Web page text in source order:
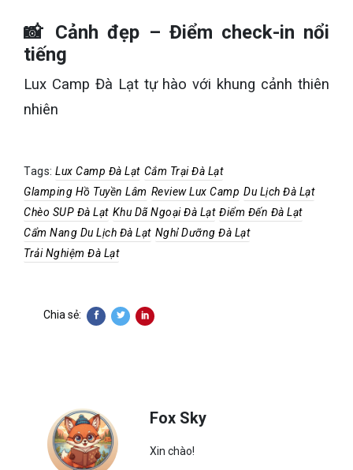
📸 Cảnh đẹp – Điểm check-in nổi
tiếng
Lux Camp Đà Lạt tự hào với khung cảnh thiên
nhiên
Tags: Lux Camp Đà Lạt Cắm Trại Đà Lạt
Glamping Hồ Tuyền Lâm Review Lux Camp Du Lịch Đà Lạt
Chèo SUP Đà Lạt Khu Dã Ngoại Đà Lạt Điểm Đến Đà Lạt
Cẩm Nang Du Lịch Đà Lạt Nghỉ Dưỡng Đà Lạt
Trải Nghiệm Đà Lạt
Chia sẻ:
Fox Sky
Xin chào!